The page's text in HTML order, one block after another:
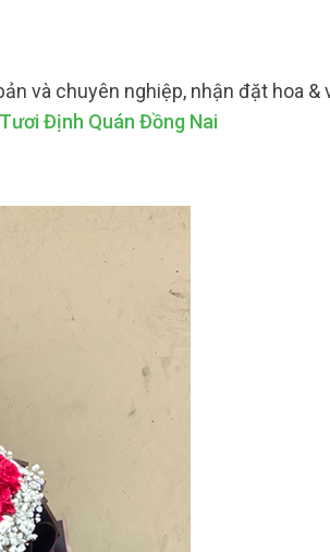
và chuyên nghiệp, nhận đặt hoa &
Định Quán Đồng Nai